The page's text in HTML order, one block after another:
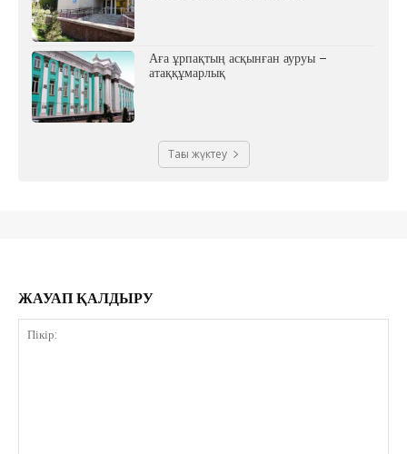
Аға ұрпақтың асқынған ауруы –
атаққұмарлық
Тағы жүктеу
ЖАУАП ҚАЛДЫРУ